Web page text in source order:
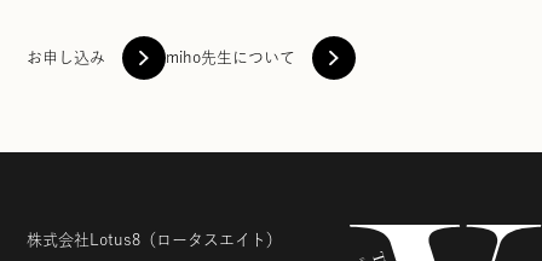
お申し込み miho先生について
株式会社Lotus8 （ロータスエイト）